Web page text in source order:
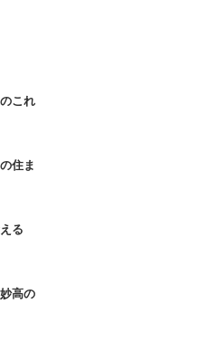
これ
住ま
る
高の